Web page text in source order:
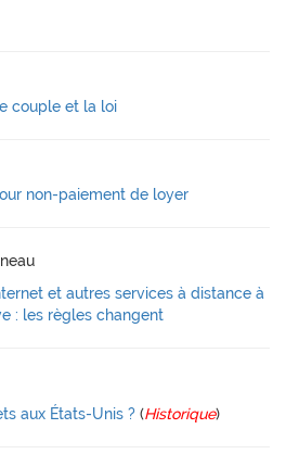
couple et la loi
non-paiement de loyer
et autres services à distance à
: les règles changent
aux États-Unis ? (Historique)